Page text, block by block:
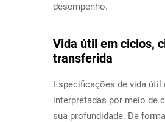
desempenho.
Vida útil em ciclos,
transferida
Especificações de vida
interpretadas por meio de
sua profundidade. De